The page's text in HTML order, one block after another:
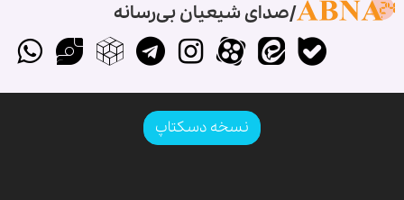
صدای شیعیان بی‌رسانه
نسخه دسکتاپ